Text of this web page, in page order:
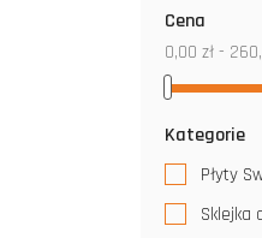
Cena
0,00 zł -
Kategorie
Płyty
Sklejka